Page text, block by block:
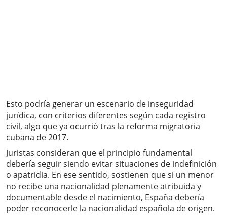
Esto podría generar un escenario de inseguridad
jurídica, con criterios diferentes según cada registro
civil, algo que ya ocurrió tras la reforma migratoria
cubana de 2017.
Juristas consideran que el principio fundamental
debería seguir siendo evitar situaciones de indefinición
o apatridia. En ese sentido, sostienen que si un menor
no recibe una nacionalidad plenamente atribuida y
documentable desde el nacimiento, España debería
poder reconocerle la nacionalidad española de origen.